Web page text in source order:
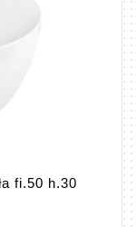
fi.50 h.30